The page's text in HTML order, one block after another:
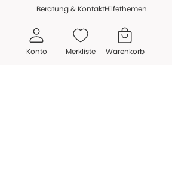
Beratung & KontaktHilfethemen
Konto Merkliste Warenkorb